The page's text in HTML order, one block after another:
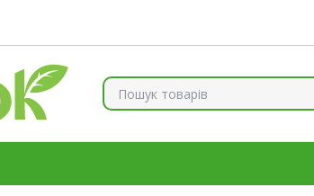
АМІНОКИСЛОТИ
ЦИНК